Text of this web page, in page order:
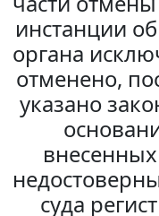
инстанции
органа
отменено,
указано
суда